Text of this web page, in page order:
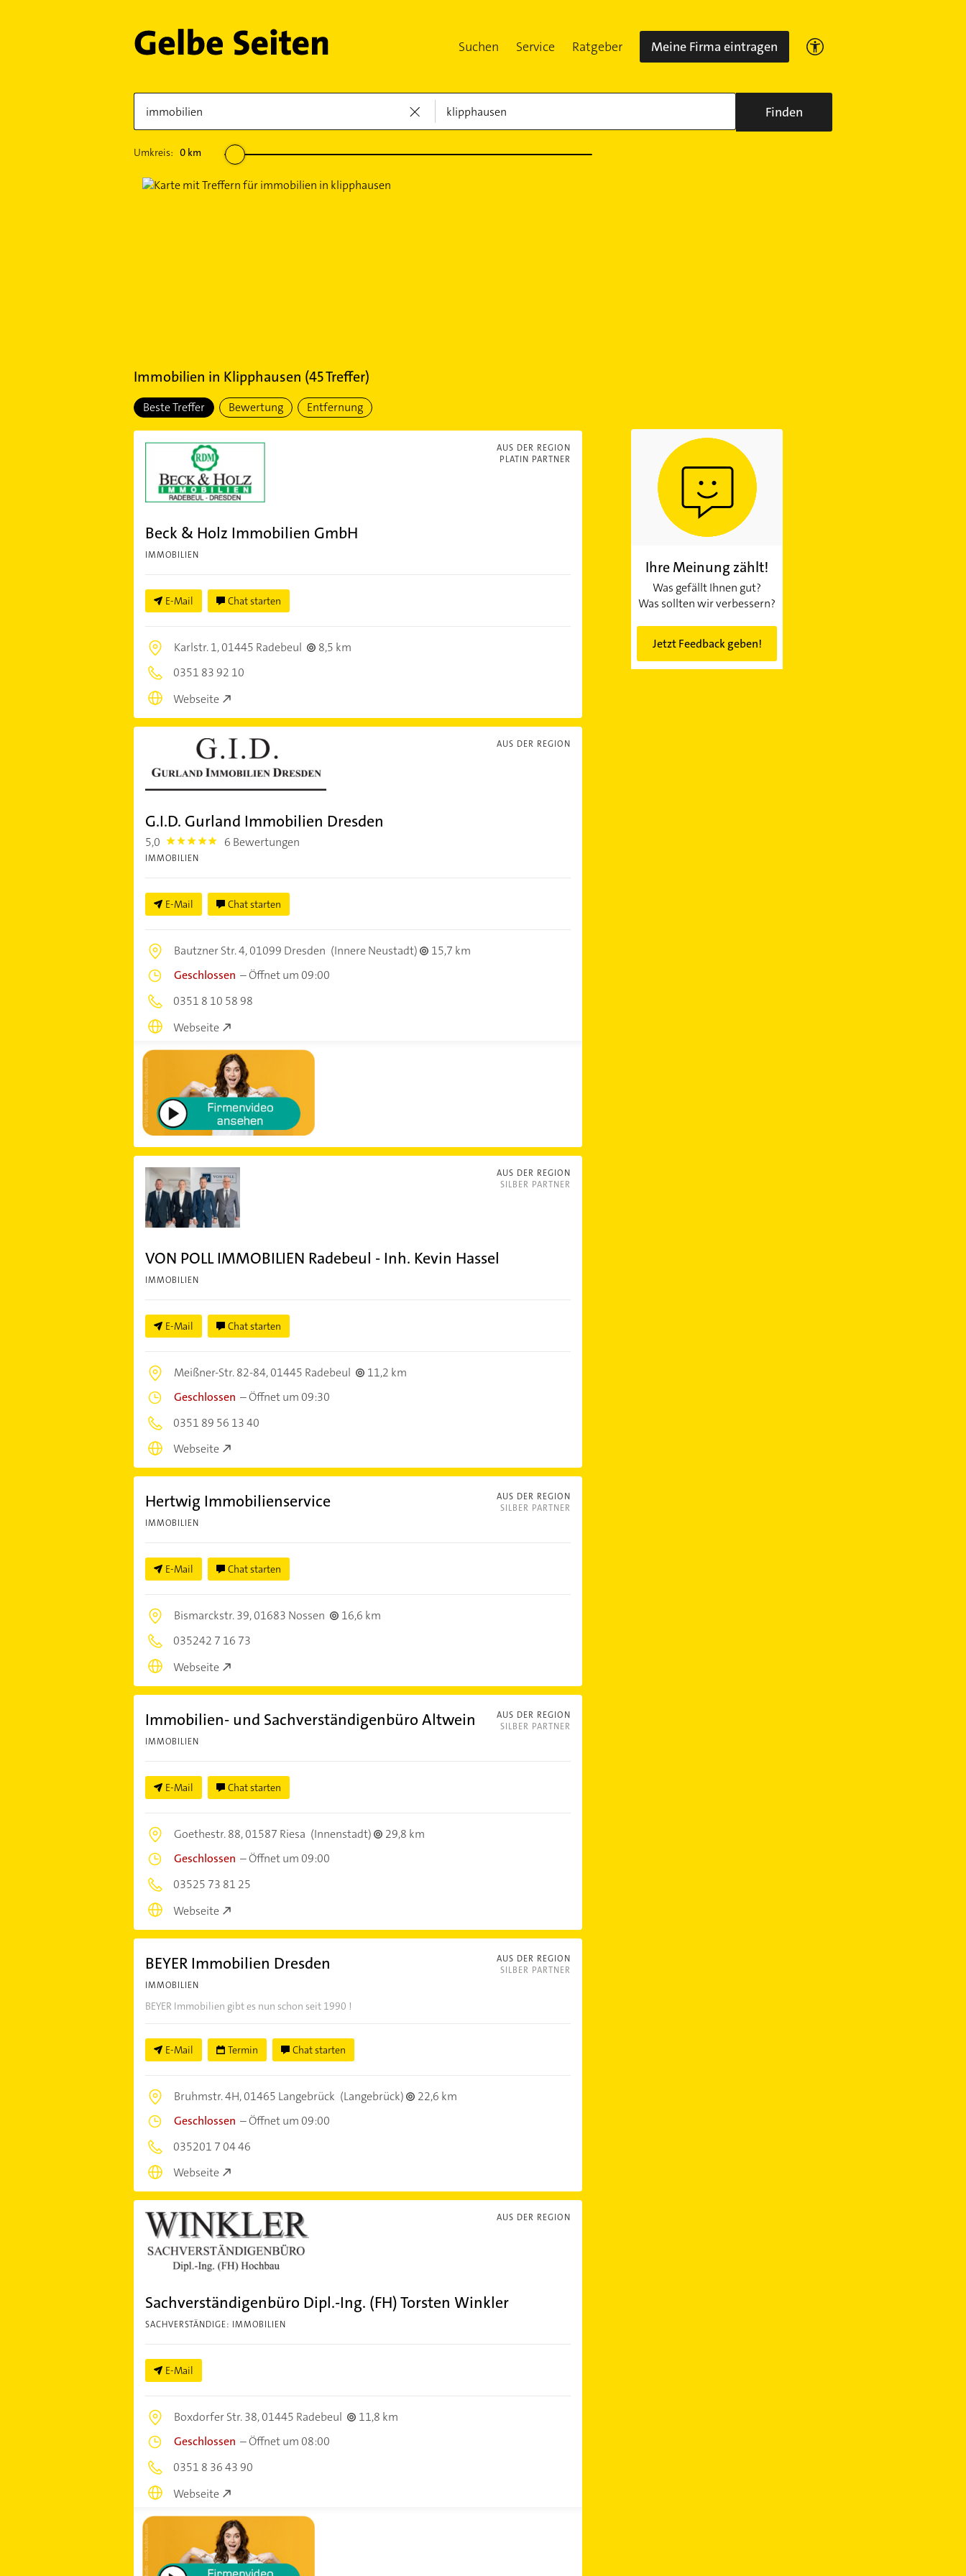
Suchen Service Ratgeber Meine Firma eintragen
Finden
Umkreis: 0km
Immobilien in Klipphausen (45Treffer)
Beste Treffer Bewertung Entfernung
AUS DER REGION
PLATIN PARTNER
Beck & Holz Immobilien GmbH
IMMOBILIEN
E-Mail Chat starten
Karlstr. 1,01445 Radebeul
8,5 km
0351 83 92 10
Webseite
AUS DER REGION
G.I.D. Gurland Immobilien Dresden
5,0 5.0 6 Bewertungen
IMMOBILIEN
E-Mail Chat starten
Bautzner Str. 4,01099 Dresden (Innere Neustadt)
15,7 km
Geschlossen –Öffnet um 09:00
0351 8 10 58 98
Webseite
AUS DER REGION
SILBER PARTNER
VON POLL IMMOBILIEN Radebeul - Inh. Kevin Hassel
IMMOBILIEN
E-Mail Chat starten
Meißner-Str. 82-84,01445 Radebeul
11,2 km
Geschlossen –Öffnet um 09:30
0351 89 56 13 40
Webseite
AUS DER REGION
SILBER PARTNER
Hertwig Immobilienservice
IMMOBILIEN
E-Mail Chat starten
Bismarckstr. 39,01683 Nossen
16,6 km
035242 7 16 73
Webseite
AUS DER REGION
SILBER PARTNER
Immobilien- und Sachverständigenbüro Altwein
IMMOBILIEN
E-Mail Chat starten
Goethestr. 88,01587 Riesa (Innenstadt)
29,8 km
Geschlossen –Öffnet um 09:00
03525 73 81 25
Webseite
AUS DER REGION
SILBER PARTNER
BEYER Immobilien Dresden
IMMOBILIEN
BEYER Immobilien gibt es nun schon seit 1990 !
E-Mail Termin Chat starten
Bruhmstr. 4H,01465 Langebrück (Langebrück)
22,6 km
Geschlossen –Öffnet um 09:00
035201 7 04 46
Webseite
AUS DER REGION
Sachverständigenbüro Dipl.-Ing. (FH) Torsten Winkler
SACHVERSTÄNDIGE: IMMOBILIEN
E-Mail
Boxdorfer Str. 38,01445 Radebeul
11,8 km
Geschlossen –Öffnet um 08:00
0351 8 36 43 90
Webseite
Ihre Meinung zählt!
Was gefällt Ihnen gut?
Was sollten wir verbessern?
Jetzt Feedback geben!